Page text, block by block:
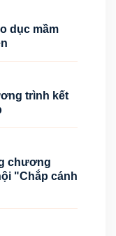
dục mầm
trình kết
chương
"Chắp cánh